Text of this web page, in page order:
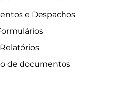
e Despachos
Relatórios
de documentos